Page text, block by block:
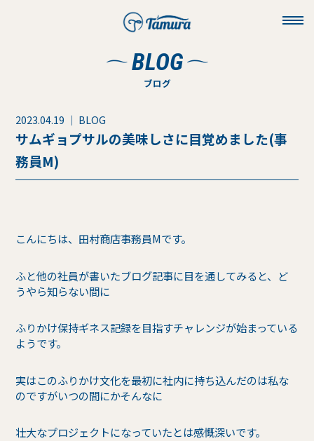
BLOG
ブログ
2023.04.19 ｜ BLOG
サムギョプサルの美味しさに目覚めました(事
務員M)
こんにちは、田村商店事務員Mです。
ふと他の社員が書いたブログ記事に目を通してみると、ど
うやら知らない間に
ふりかけ保持ギネス記録を目指すチャレンジが始まっている
ようです。
実はこのふりかけ文化を最初に社内に持ち込んだのは私な
のですがいつの間にかそんなに
壮大なプロジェクトになっていたとは感慨深いです。